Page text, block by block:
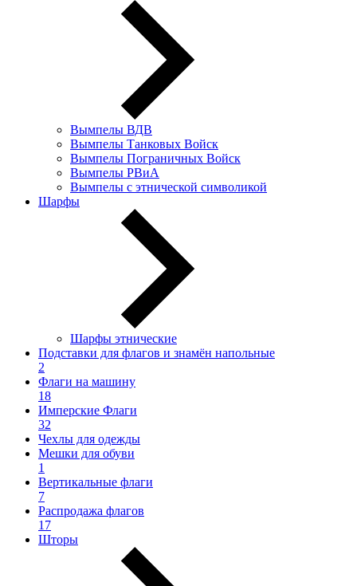
Вымпелы ВДВ
Вымпелы Танковых Войск
Вымпелы Пограничных Войск
Вымпелы РВиА
Вымпелы с этнической символикой
Шарфы
Шарфы этнические
Подставки для флагов и знамён напольные
2
Флаги на машину
18
Имперские Флаги
32
Чехлы для одежды
Мешки для обуви
1
Вертикальные флаги
7
Распродажа флагов
17
Шторы